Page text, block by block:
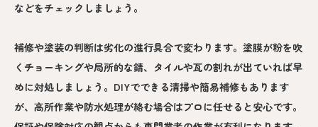
などをチェックしましょう。
補修や塗装の判断は劣化の進行具合で変わります。塗膜が粉を吹
くチョーキングや局所的な錆、タイルや瓦の割れが出ていれば早
めに対処しましょう。DIYでできる清掃や簡易補修もあります
が、高所作業や防水処理が絡む場合はプロに任せると安心です。